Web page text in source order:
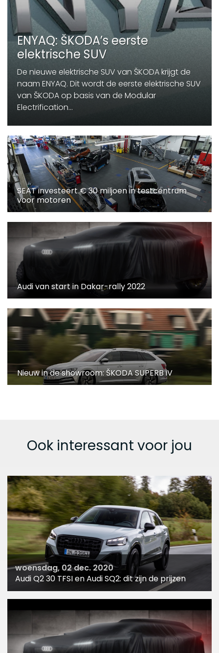
ENYAQ: ŠKODA’s eerste
elektrische SUV
De nieuwe elektrische SUV van ŠKODA krijgt de
naam ENYAQ. Dit wordt de eerste elektrische SUV
van ŠKODA op basis van de Modular
Electrification...
SEAT investeert € 30 miljoen in testcentrum
voor motoren
Audi van start in Dakar-rally 2022
Nieuw in de showroom: ŠKODA SUPERB iV
Ook interessant voor jou
woensdag, 02 dec. 2020
Audi Q2 30 TFSI en Audi SQ2: dit zijn de prijzen